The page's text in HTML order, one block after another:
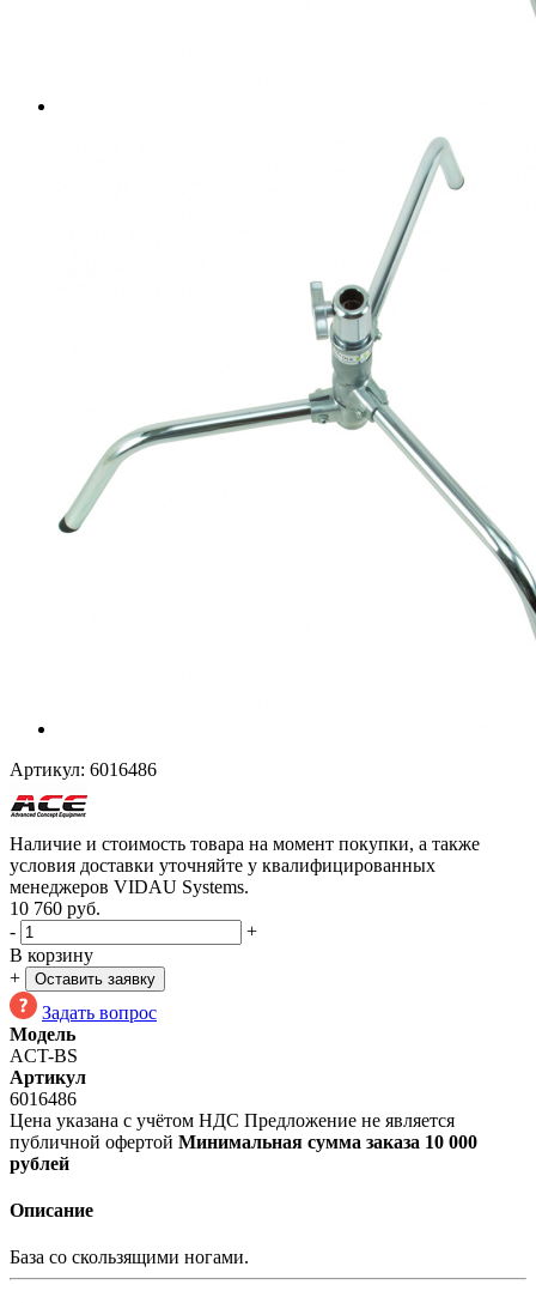
Артикул: 6016486
Наличие и стоимость товара на момент покупки, а также
условия доставки уточняйте у квалифицированных
менеджеров VIDAU Systems.
10 760 руб.
-
+
В корзину
+
Оставить заявку
Задать вопрос
Модель
ACT-BS
Артикул
6016486
Цена указана с учётом НДС Предложение не является
публичной офертой Минимальная сумма заказа 10 000
рублей
Описание
База со скользящими ногами.